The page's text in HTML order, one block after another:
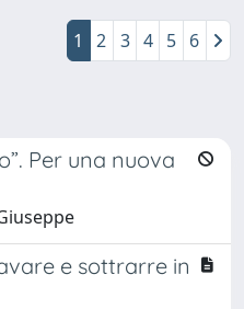
1 2 3 4 5 6
Per una nuova
e sottrarre in